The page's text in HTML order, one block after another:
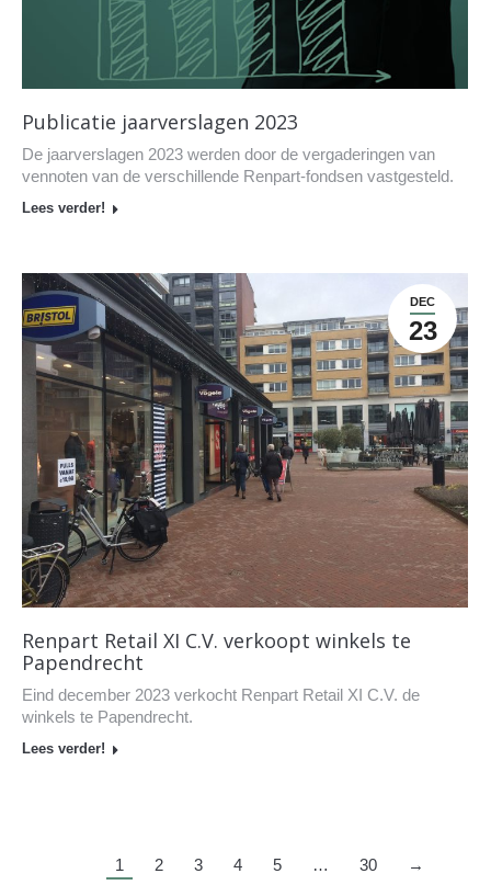
Publicatie jaarverslagen 2023
De jaarverslagen 2023 werden door de vergaderingen van
vennoten van de verschillende Renpart-fondsen vastgesteld.
Lees verder!
DEC
23
Renpart Retail XI C.V. verkoopt winkels te
Papendrecht
Eind december 2023 verkocht Renpart Retail XI C.V. de
winkels te Papendrecht.
Lees verder!
1 2 3 4 5 … 30 →